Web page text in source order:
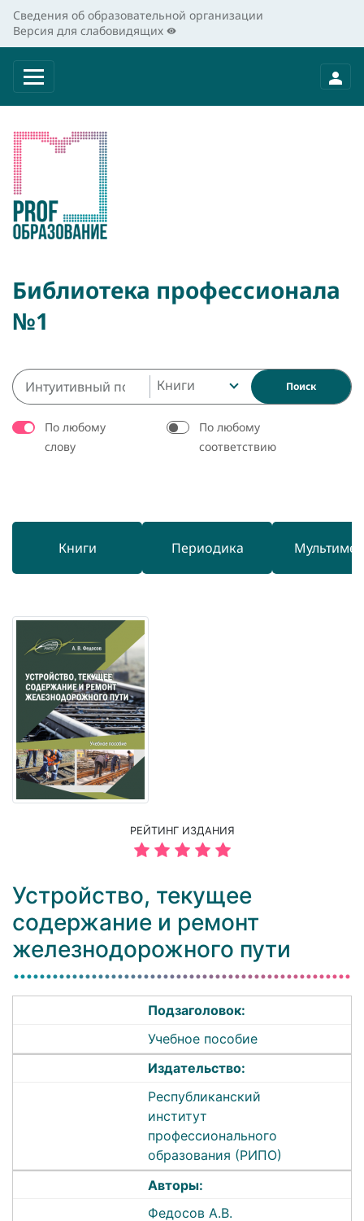
Сведения об образовательной организации
Версия для слабовидящих
Библиотека профессионала
№1
Книги Поиск
По любому
слову
По любому
соответствию
Книги Периодика
РЕЙТИНГ ИЗДАНИЯ
Устройство, текущее
содержание и ремонт
железнодорожного пути
Подзаголовок:
Учебное пособие
Издательство:
Республиканский
институт
профессионального
образования (РИПО)
Авторы:
Федосов А.В.